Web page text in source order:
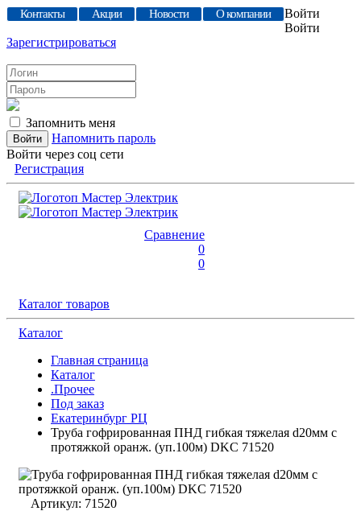
Контакты Акции Новости О компании
Войти
Войти
Зарегистрироваться
Запомнить меня
Напомнить пароль
Войти через соц сети
Регистрация
Сравнение
0
0
Каталог товаров
Каталог
Главная страница
Каталог
.Прочее
Под заказ
Екатеринбург РЦ
Труба гофрированная ПНД гибкая тяжелая d20мм с
протяжкой оранж. (уп.100м) DKC 71520
Артикул: 71520